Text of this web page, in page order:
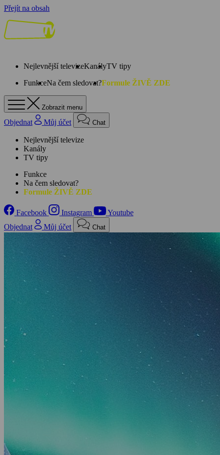
Přejít na obsah
Nejlevnější televizeKanályTV tipy
FunkceNa čem sledovat?Formule ŽIVĚ ZDE
Zobrazit menu
Objednat Můj účet Chat
Nejlevnější televize
Kanály
TV tipy
Funkce
Na čem sledovat?
Formule ŽIVĚ ZDE
Facebook Instagram
Youtube
Objednat
Můj účet Chat